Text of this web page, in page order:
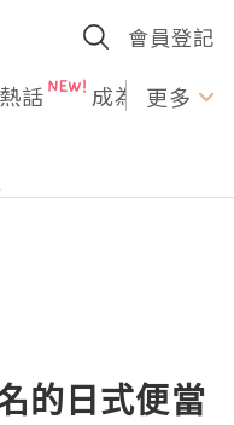
會員登記
話 成為U更多
的日式便當